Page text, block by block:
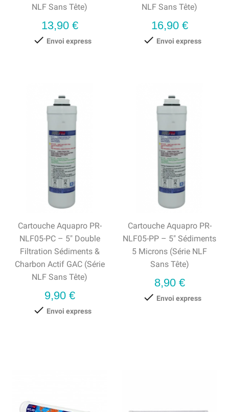
NLF Sans Tête)
Prix
13,90 €
 Envoi express
NLF Sans Tête)
Prix
16,90 €
 Envoi express
Cartouche Aquapro PR-
NLF05-PC – 5" Double
Filtration Sédiments &
Charbon Actif GAC (série
NLF Sans Tête)
Prix
9,90 €
 Envoi express
Cartouche Aquapro PR-
NLF05-PP – 5" Sédiments
5 Microns (série NLF
Sans Tête)
Prix
8,90 €
 Envoi express